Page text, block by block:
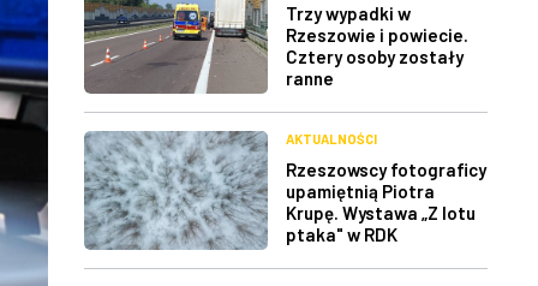
Trzy wypadki w
Rzeszowie i powiecie.
Cztery osoby zostały
ranne
AKTUALNOŚCI
Rzeszowscy fotograficy
upamiętnią Piotra
Krupę. Wystawa „Z lotu
ptaka" w RDK